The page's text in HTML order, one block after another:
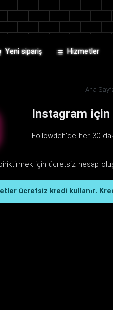
Yeni sipariş Hizmetler
Ana
Instagram
Followdeh'de her 30
için ücretsiz hesap
ücretsiz kredi kullanır.